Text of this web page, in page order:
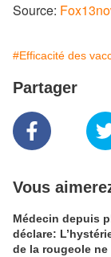
Source:
#Efficacité des
Partager
Vous
Médecin depuis
déclare:
de la rougeole